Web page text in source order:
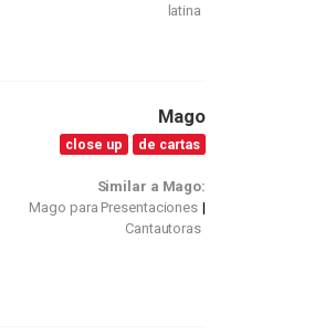
latina
Mago
close up de cartas
Similar a Mago:
Mago para Presentaciones
Cantautoras